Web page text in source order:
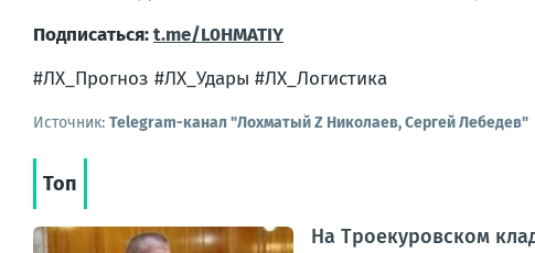
Подписаться:t.me/L0HMATIY
#ЛХ_Прогноз #ЛХ_Удары #ЛХ_Логистика
Источник: Telegram-канал "Лохматый Z Николаев, Сергей Лебедев"
Топ
На Троекуровском